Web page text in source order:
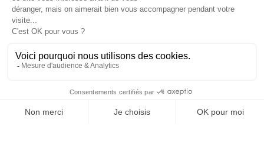
Je suis déjà abonné(e) :je consulte la revue en